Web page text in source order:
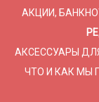
АКЦИИ,
АКСЕССУАРЫ
ЧТО И КАК МЫ